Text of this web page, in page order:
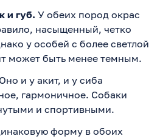
и губ. У обеих пород окрас
насыщенный, четко
у особей с более светлой
может быть менее темным.
Оно и у акит, и у сиба
гармоничное. Собаки
и спортивными.
форму в обоих